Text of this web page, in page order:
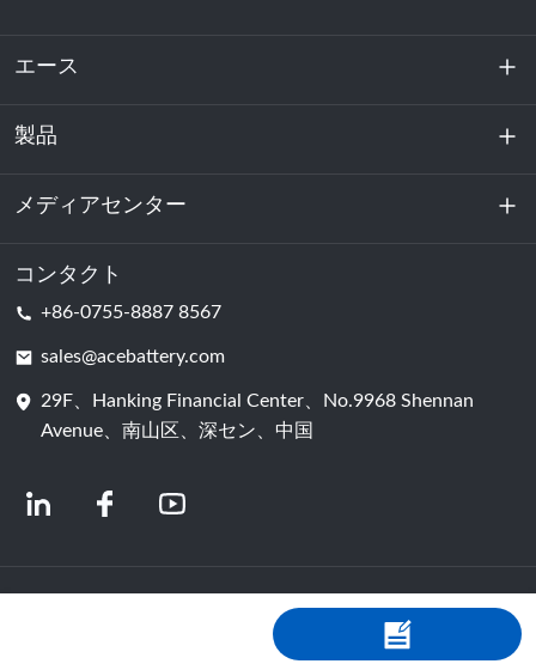
エース
私たちに関しては
持続可能性
製品
エネルギー貯蔵
データセンターおよびサーバー室
バッテリーセル
メディアセンター
ニュース
コンタクト
+86-0755-8887 8567
sales@acebattery.com
29F、Hanking Financial Center、No.9968 Shennan
Avenue、南山区、深セン、中国
© 2024 中国リチウムイオン電池メーカー | リチウム電池工場＆会社 | ACEバッ
プライバシーポリシー 粤ICP备2022150578号